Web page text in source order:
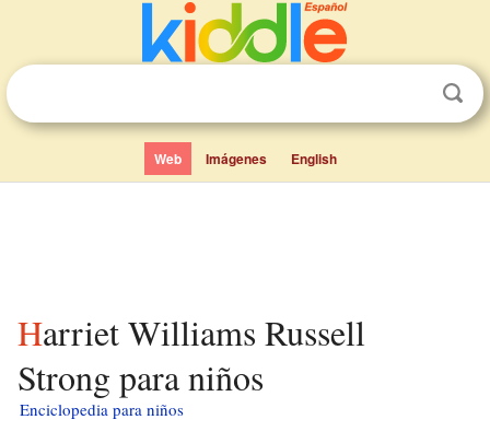
Web Imágenes English
Harriet Williams Russell
Strong para niños
Enciclopedia para niños